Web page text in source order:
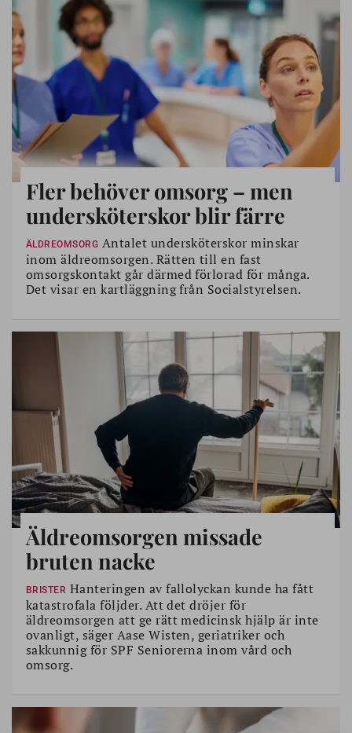
Fler behöver omsorg – men
undersköterskor blir färre
ÄLDREOMSORG Antalet undersköterskor minskar
inom äldreomsorgen. Rätten till en fast
omsorgskontakt går därmed förlorad för många.
Det visar en kartläggning från Socialstyrelsen.
Äldreomsorgen missade
bruten nacke
BRISTER Hanteringen av fallolyckan kunde ha fått
katastrofala följder. Att det dröjer för
äldreomsorgen att ge rätt medicinsk hjälp är inte
ovanligt, säger Aase Wisten, geriatriker och
sakkunnig för SPF Seniorerna inom vård och
omsorg.